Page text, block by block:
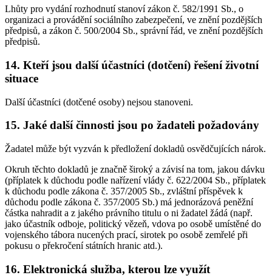
Lhůty pro vydání rozhodnutí stanoví zákon č. 582/1991 Sb., o
organizaci a provádění sociálního zabezpečení, ve znění pozdějších
předpisů, a zákon č. 500/2004 Sb., správní řád, ve znění pozdějších
předpisů.
14. Kteří jsou další účastníci (dotčení) řešení životní
situace
Další účastníci (dotčené osoby) nejsou stanoveni.
15. Jaké další činnosti jsou po žadateli požadovány
Žadatel může být vyzván k předložení dokladů osvědčujících nárok.
Okruh těchto dokladů je značně široký a závisí na tom, jakou dávku
(příplatek k důchodu podle nařízení vlády č. 622/2004 Sb., příplatek
k důchodu podle zákona č. 357/2005 Sb., zvláštní příspěvek k
důchodu podle zákona č. 357/2005 Sb.) má jednorázová peněžní
částka nahradit a z jakého právního titulu o ni žadatel žádá (např.
jako účastník odboje, politický vězeň, vdova po osobě umístěné do
vojenského tábora nucených prací, sirotek po osobě zemřelé při
pokusu o překročení státních hranic atd.).
16. Elektronická služba, kterou lze využít